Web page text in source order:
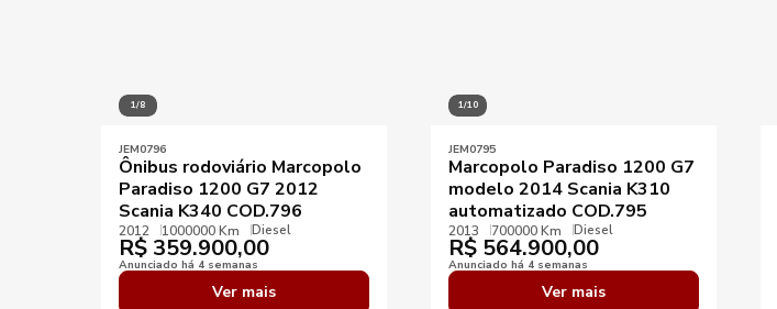
1/8
JEM0796
Ônibus rodoviário Marcopolo
Paradiso 1200 G7 2012
Scania K340 COD.796
2012 1000000 Km Diesel
R$ 359.900,00
Anunciado há 4 semanas
Ver mais
1/10
JEM0795
Marcopolo Paradiso 1200 G7
modelo 2014 Scania K310
automatizado COD.795
2013 700000 Km Diesel
R$ 564.900,00
Anunciado há 4 semanas
Ver mais